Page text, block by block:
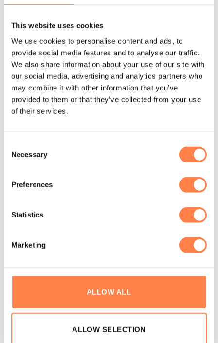
This website uses cookies
We use cookies to personalise content and ads, to
provide social media features and to analyse our traffic.
We also share information about your use of our site with
our social media, advertising and analytics partners who
may combine it with other information that you’ve
provided to them or that they’ve collected from your use
of their services.
Selection
Necessary
Preferences
Statistics
Marketing
ALLOW ALL
ALLOW SELECTION
Vanaf:€5.245,00 €5.140,00
Aanbieding
C8-S Pro Pilates Reformer met Half
Cadillac – Align-Pilates